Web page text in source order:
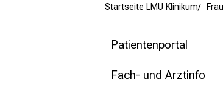
Startseite LMU Klinikum
Patientenportal
Fach- und Arztinfo
begeistern – ganz
ohne Anmeldung.